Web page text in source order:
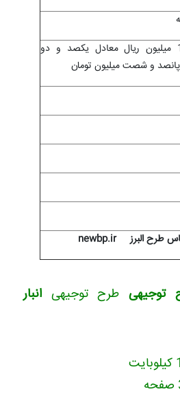
1025600 میلیون ریال معادل یکصد و دو
پانصد و شصت میلیون تومان
طرح البرزnewbp.ir
توجیهیطرح توجیهی انبار